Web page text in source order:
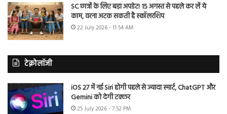
SC छात्रों के लिए बड़ा अपडेट! 15 अगस्त से पहले कर लें ये
काम, वरना अटक सकती है स्कॉलरशिप
22 July 2026 - 11:54 AM
टेक्नोलॉजी
iOS 27 में नई Siri होगी पहले से ज्यादा स्मार्ट, ChatGPT और
Gemini को देगी टक्कर
25 July 2026 - 7:52 PM